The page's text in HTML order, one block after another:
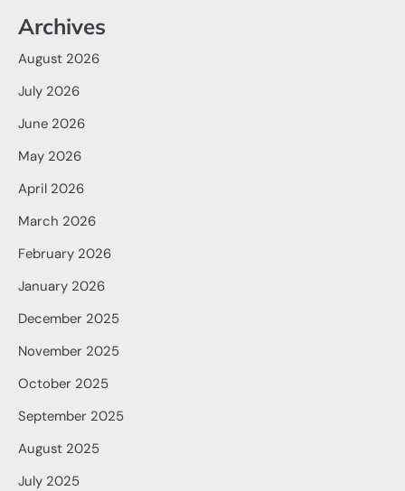
Archives
August 2026
July 2026
June 2026
May 2026
April 2026
March 2026
February 2026
January 2026
December 2025
November 2025
October 2025
September 2025
August 2025
July 2025